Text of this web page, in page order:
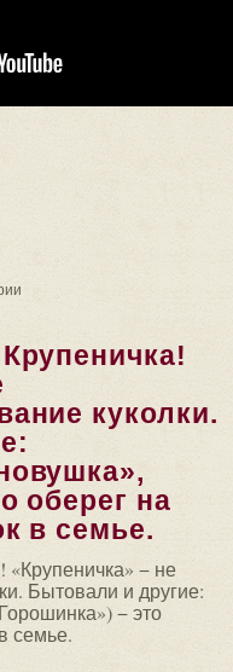
куколки.
оберег на
в семье.
«Крупеничка» − не
Бытовали и другие:
− это
семье.